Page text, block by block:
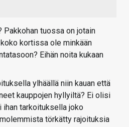
Pakkohan tuossa on jotain
kortissa ole minkään
Eihän noita kukaan
ylhäällä niin kauan että
kauppojen hyllyiltä? Ei olisi
ihan tarkoituksella joko
törkätty rajoituksia